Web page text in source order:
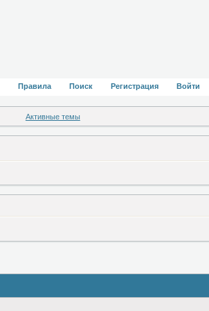
Правила Поиск Регистрация Войти
Активные темы